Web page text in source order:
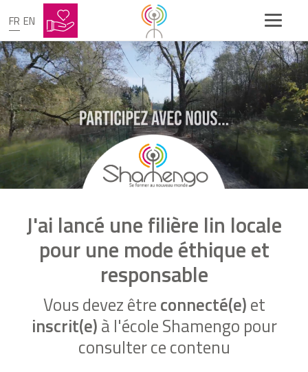
FR EN
J'ai lancé une filière lin locale
pour une mode éthique et
responsable
Vous devez êtreconnecté(e)et
inscrit(e)à l'école Shamengo pour
consulter ce contenu